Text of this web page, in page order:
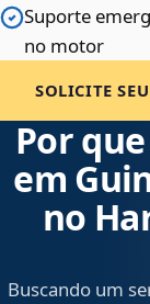
Suporte
no motor
SOLICITE
Por
em
no
Buscando um